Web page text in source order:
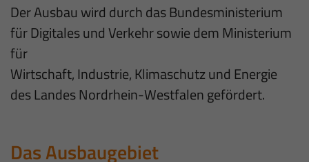
Der Ausbau wird durch das Bundesministerium
für Digitales und Verkehr sowie dem Ministerium
für
Wirtschaft, Industrie, Klimaschutz und Energie
des Landes Nordrhein-Westfalen gefördert.
Das Ausbaugebiet